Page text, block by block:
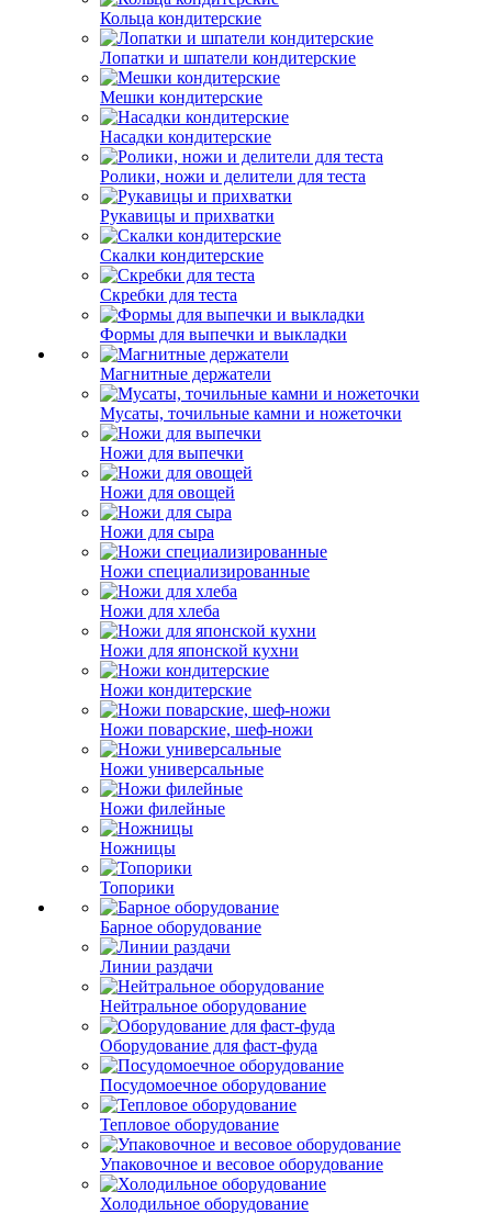
Кольца кондитерские
Лопатки и шпатели кондитерские
Мешки кондитерские
Насадки кондитерские
Ролики, ножи и делители для теста
Рукавицы и прихватки
Скалки кондитерские
Скребки для теста
Формы для выпечки и выкладки
Магнитные держатели
Мусаты, точильные камни и ножеточки
Ножи для выпечки
Ножи для овощей
Ножи для сыра
Ножи специализированные
Ножи для хлеба
Ножи для японской кухни
Ножи кондитерские
Ножи поварские, шеф-ножи
Ножи универсальные
Ножи филейные
Ножницы
Топорики
Барное оборудование
Линии раздачи
Нейтральное оборудование
Оборудование для фаст-фуда
Посудомоечное оборудование
Тепловое оборудование
Упаковочное и весовое оборудование
Холодильное оборудование